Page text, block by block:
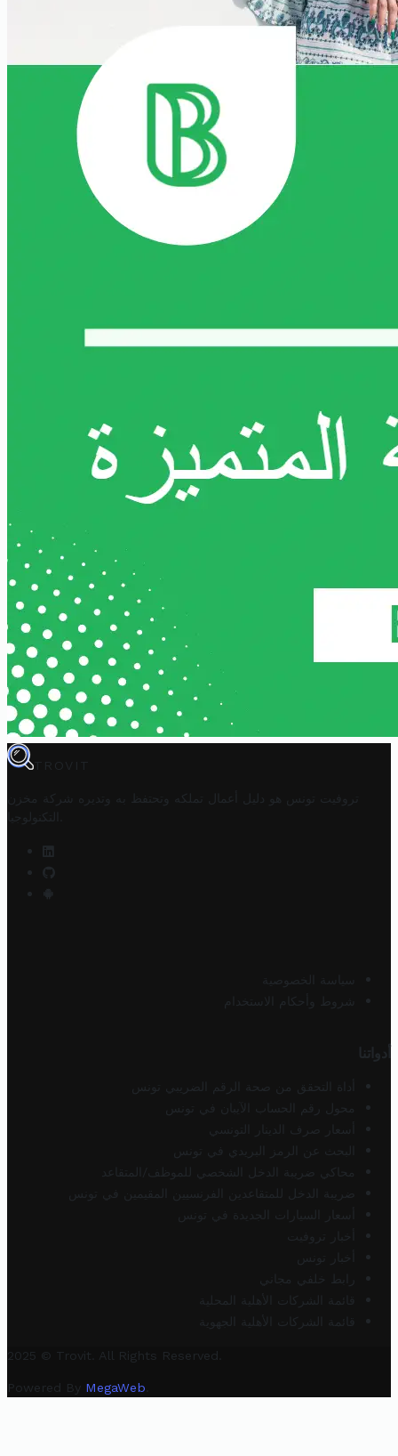
TROVIT
تروفيت تونس هو دليل أعمال تملكه وتحتفظ به وتديره
شركة مخزن
التكنولوجيا
سياسة الخصوصية
شروط وأحكام الاستخدام
أدواتنا
أداة التحقق من صحة الرقم الضريبي تونس
محول رقم الحساب الآيبان في تونس
أسعار صرف الدينار التونسي
البحث عن الرمز البريدي في تونس
محاكي ضريبة الدخل الشخصي للموظف/المتقاعد
ضريبة الدخل للمتقاعدين الفرنسيين المقيمين في تونس
أسعار السيارات الجديدة في تونس
أخبار تروفيت
أخبار تونس
رابط خلفي مجاني
قائمة الشركات الأهلية المحلية
قائمة الشركات الأهلية الجهوية
2025 © Trovit. All Rights Reserved.
Powered By MegaWeb